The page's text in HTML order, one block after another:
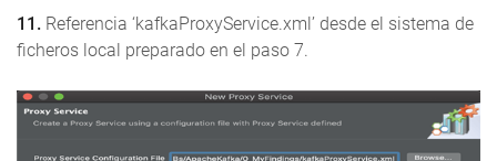
11. Referencia ‘kafkaProxyService.xml’ desde el sistema de
ficheros local preparado en el paso 7.